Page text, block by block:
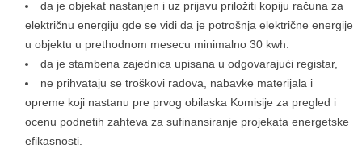
da je objekat nastanjen i uz prijavu priložiti kopiju računa za
električnu energiju gde se vidi da je potrošnja električne energije
u objektu u prethodnom mesecu minimalno 30 kwh.
da je stambena zajednica upisana u odgovarajući registar,
ne prihvataju se troškovi radova, nabavke materijala i
opreme koji nastanu pre prvog obilaska Komisije za pregled i
ocenu podnetih zahteva za sufinansiranje projekata energetske
efikasnosti.